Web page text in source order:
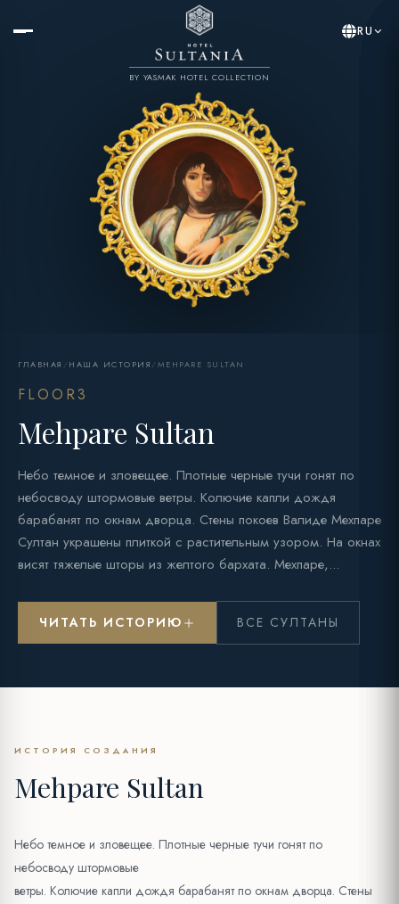
BY YASMAK HOTEL COLLECTION
RU
ГЛАВНАЯ / НАША ИСТОРИЯ / MEHPARE SULTAN
FLOOR3
Mehpare Sultan
Небо темное и зловещее. Плотные черные тучи гонят по
небосводу штормовые ветры. Колючие капли дождя
барабанят по окнам дворца. Стены покоев Валиде Мехпаре
Султан украшены плиткой с растительным узором. На окнах
висят тяжелые шторы из желтого бархата. Мехпаре,...
ЧИТАТЬ ИСТОРИЮ ВСЕ СУЛТАНЫ
ИСТОРИЯ СОЗДАНИЯ
Mehpare Sultan
Небо темное и зловещее. Плотные черные тучи гонят по
небосводу штормовые
ветры. Колючие капли дождя барабанят по окнам дворца. Стены